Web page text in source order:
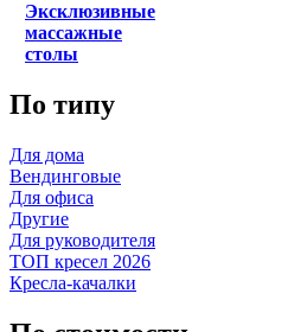
Эксклюзивные
массажные
столы
По типу
Для дома
Вендинговые
Для офиса
Другие
Для руководителя
ТОП кресел 2026
Кресла-качалки